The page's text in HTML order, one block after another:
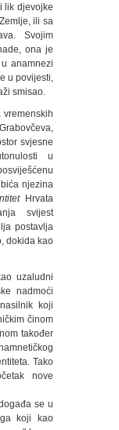
lik djevojke
ili sa
Svojim
ona je
anamnezi
u povijesti,
smisao.
vremenskih
svjesne
u
njezina
Hrvata
svijest
postavlja
dokida kao
uzaludni
nadmoći
koji
činom
također
Tako
nove
se u
koji kao